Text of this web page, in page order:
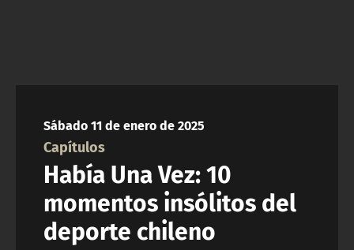
Sábado 11 de enero de 2025
Capítulos
Había Una Vez: 10
momentos insólitos del
deporte chileno